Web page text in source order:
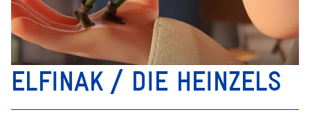
ELFINAK / DIE HEINZELS